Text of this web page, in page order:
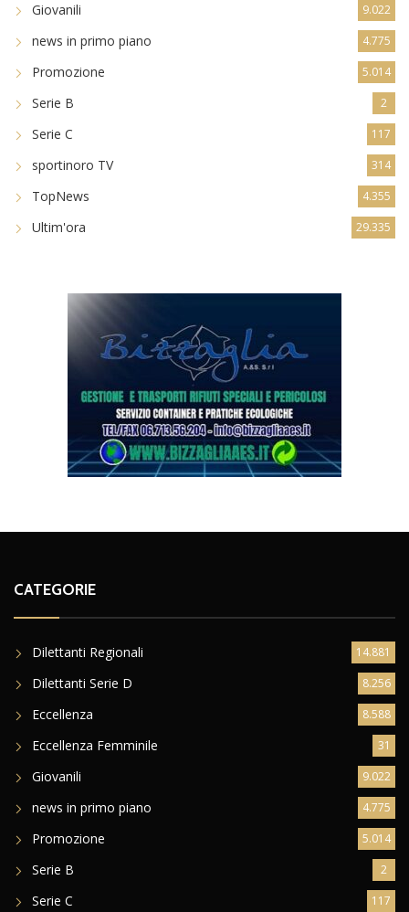
Giovanili 9.022
news in primo piano 4.775
Promozione 5.014
Serie B 2
Serie C 117
sportinoro TV 314
TopNews 4.355
Ultim'ora 29.335
CATEGORIE
Dilettanti Regionali 14.881
Dilettanti Serie D 8.256
Eccellenza 8.588
Eccellenza Femminile 31
Giovanili 9.022
news in primo piano 4.775
Promozione 5.014
Serie B 2
Serie C 117